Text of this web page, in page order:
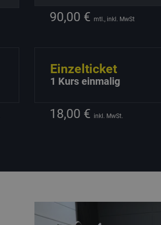
90,00 € mtl., inkl. MwSt
Einzelticket
1 Kurs einmalig
18,00 € inkl. MwSt.